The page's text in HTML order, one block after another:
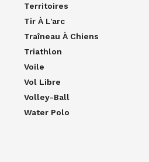
Territoires
Tir À L'arc
Traîneau À Chiens
Triathlon
Voile
Vol Libre
Volley-Ball
Water Polo